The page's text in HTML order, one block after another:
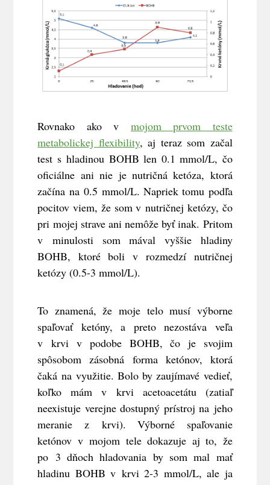
Rovnako ako vmojom prvom teste
metabolickej flexibility, aj teraz som začal
test s hladinou BOHB len 0.1 mmol/L, čo
oficiálne ani nie je nutričná ketóza, ktorá
začína na 0.5 mmol/L. Napriek tomu podľa
pocitov viem, že som v nutričnej ketózy, čo
pri mojej strave ani nemôže byť inak. Pritom
v minulosti som mával vyššie hladiny
BOHB, ktoré boli v rozmedzí nutričnej
ketózy (0.5-3 mmol/L).
To znamená, že moje telo musí výborne
spaľovať ketóny, a preto nezostáva veľa
v krvi v podobe BOHB, čo je svojim
spôsobom zásobná forma ketónov, ktorá
čaká na využitie. Bolo by zaujímavé vedieť,
koľko mám v krvi acetoacetátu (zatiaľ
neexistuje verejne dostupný prístroj na jeho
meranie z krvi). Výborné spaľovanie
ketónov v mojom tele dokazuje aj to, že
po 3 dňoch hladovania by som mal mať
hladinu BOHB v krvi 2-3 mmol/L, ale ja